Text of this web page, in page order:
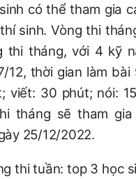
có thể tham gia
sinh. Vòng thi
thi tháng, với 4 kỹ
12, thời gian làm
viết: 30 phút; nói:
tháng sẽ tham
25/12/2022.
thi tuần: top 3 học